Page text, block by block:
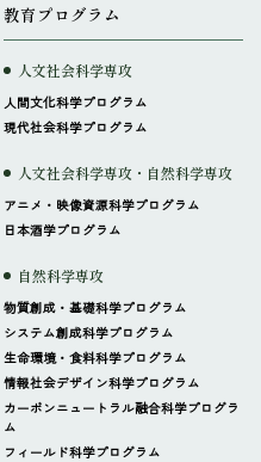
教育プログラム
人文社会科学専攻
人間文化科学プログラム
現代社会科学プログラム
人文社会科学専攻・自然科学専攻
アニメ・映像資源科学プログラム
日本酒学プログラム
自然科学専攻
物質創成・基礎科学プログラム
システム創成科学プログラム
生命環境・食料科学プログラム
情報社会デザイン科学プログラム
カーボンニュートラル融合科学プログラ
ム
フィールド科学プログラム